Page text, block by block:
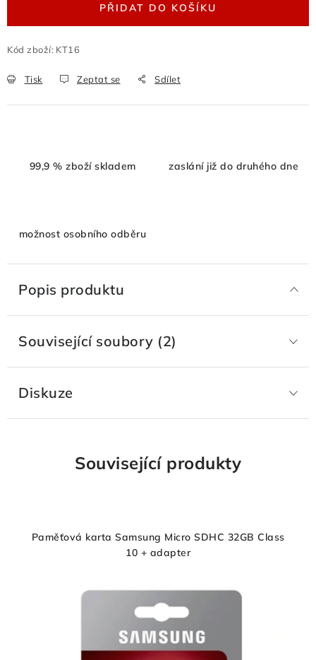
PŘIDAT DO KOŠÍKU
Kód zboží: KT16
Tisk Zeptat se Sdílet
99,9 % zboží skladem zaslání již do druhého dne
možnost osobního odběru
Popis produktu
Související soubory (2)
Diskuze
Související produkty
Paměťová karta Samsung Micro SDHC 32GB Class
10 + adapter